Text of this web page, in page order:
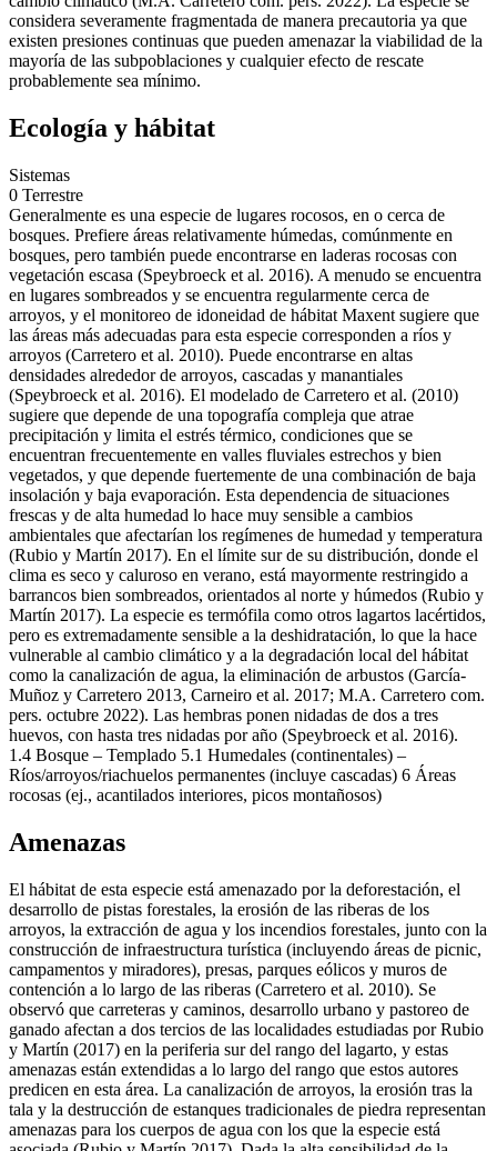
considera severamente fragmentada de manera precautoria ya que
existen presiones continuas que pueden amenazar la viabilidad de la
mayoría de las subpoblaciones y cualquier efecto de rescate
probablemente sea mínimo.
Ecología y hábitat
Sistemas
0 Terrestre
Generalmente es una especie de lugares rocosos, en o cerca de
bosques. Prefiere áreas relativamente húmedas, comúnmente en
bosques, pero también puede encontrarse en laderas rocosas con
vegetación escasa (Speybroeck et al. 2016). A menudo se encuentra
en lugares sombreados y se encuentra regularmente cerca de
arroyos, y el monitoreo de idoneidad de hábitat Maxent sugiere que
las áreas más adecuadas para esta especie corresponden a ríos y
arroyos (Carretero et al. 2010). Puede encontrarse en altas
densidades alrededor de arroyos, cascadas y manantiales
(Speybroeck et al. 2016). El modelado de Carretero et al. (2010)
sugiere que depende de una topografía compleja que atrae
precipitación y limita el estrés térmico, condiciones que se
encuentran frecuentemente en valles fluviales estrechos y bien
vegetados, y que depende fuertemente de una combinación de baja
insolación y baja evaporación. Esta dependencia de situaciones
frescas y de alta humedad lo hace muy sensible a cambios
ambientales que afectarían los regímenes de humedad y temperatura
(Rubio y Martín 2017). En el límite sur de su distribución, donde el
clima es seco y caluroso en verano, está mayormente restringido a
barrancos bien sombreados, orientados al norte y húmedos (Rubio y
Martín 2017). La especie es termófila como otros lagartos lacértidos,
pero es extremadamente sensible a la deshidratación, lo que la hace
vulnerable al cambio climático y a la degradación local del hábitat
como la canalización de agua, la eliminación de arbustos (García-
Muñoz y Carretero 2013, Carneiro et al. 2017; M.A. Carretero com.
pers. octubre 2022). Las hembras ponen nidadas de dos a tres
huevos, con hasta tres nidadas por año (Speybroeck et al. 2016).
1.4 Bosque – Templado 5.1 Humedales (continentales) –
Ríos/arroyos/riachuelos permanentes (incluye cascadas) 6 Áreas
rocosas (ej., acantilados interiores, picos montañosos)
Amenazas
El hábitat de esta especie está amenazado por la deforestación, el
desarrollo de pistas forestales, la erosión de las riberas de los
arroyos, la extracción de agua y los incendios forestales, junto con la
construcción de infraestructura turística (incluyendo áreas de picnic,
campamentos y miradores), presas, parques eólicos y muros de
contención a lo largo de las riberas (Carretero et al. 2010). Se
observó que carreteras y caminos, desarrollo urbano y pastoreo de
ganado afectan a dos tercios de las localidades estudiadas por Rubio
y Martín (2017) en la periferia sur del rango del lagarto, y estas
amenazas están extendidas a lo largo del rango que estos autores
predicen en esta área. La canalización de arroyos, la erosión tras la
tala y la destrucción de estanques tradicionales de piedra representan
amenazas para los cuerpos de agua con los que la especie está